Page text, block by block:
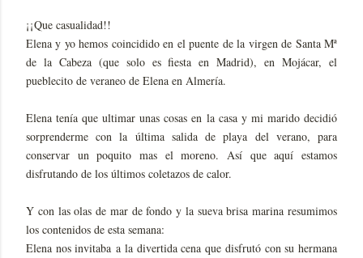
¡¡Que casualidad!!
Elena y yo hemos coincidido en el puente de la virgen de Santa Mª
de la Cabeza (que solo es fiesta en Madrid), en Mojácar, el
pueblecito de veraneo de Elena en Almería.
Elena tenía que ultimar unas cosas en la casa y mi marido decidió
sorprenderme con la última salida de playa del verano, para
conservar un poquito mas el moreno. Así que aquí estamos
disfrutando de los últimos coletazos de calor.
Y con las olas de mar de fondo y la sueva brisa marina resumimos
los contenidos de esta semana:
Elena nos invitaba a la divertida cena que disfrutó con su hermana